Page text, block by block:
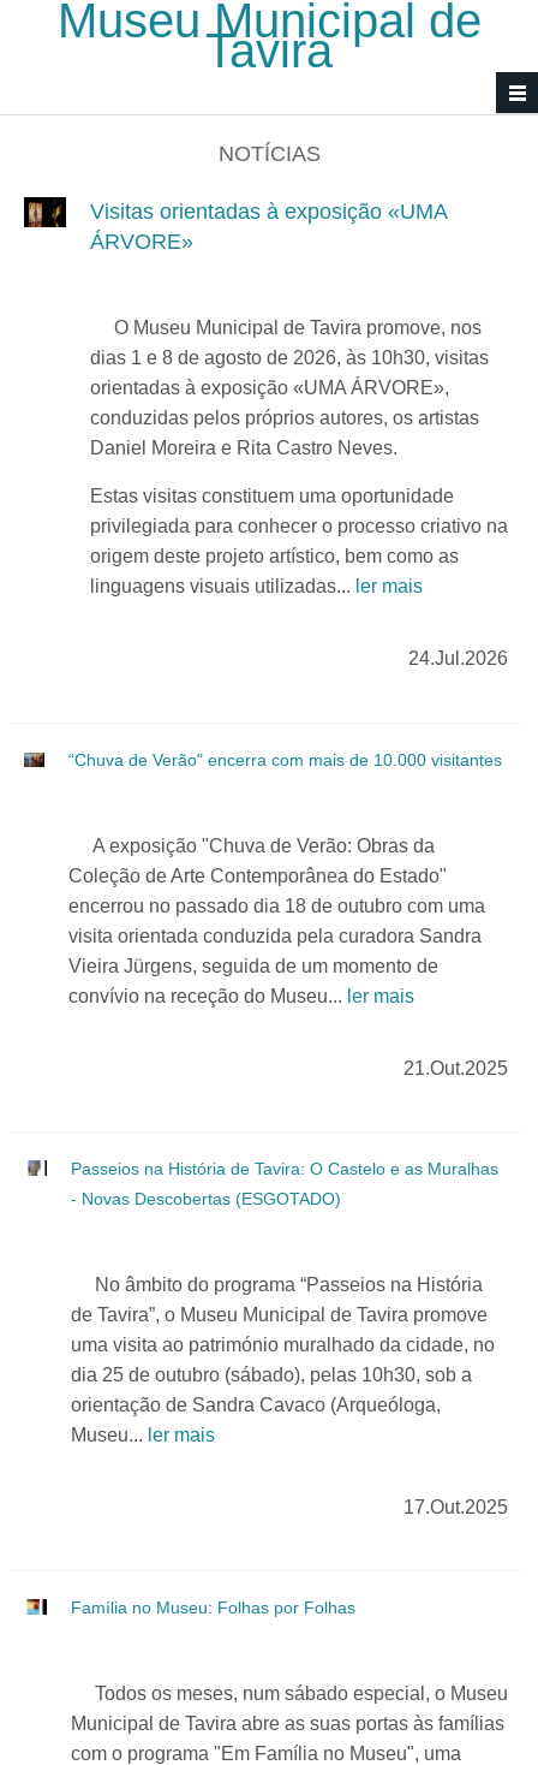
Passar para o conteúdo principal
Museu Municipal de
Tavira
NOTÍCIAS
Visitas orientadas à exposição «UMA
ÁRVORE»
O Museu Municipal de Tavira promove, nos
dias 1 e 8 de agosto de 2026, às 10h30, visitas
orientadas à exposição «UMA ÁRVORE»,
conduzidas pelos próprios autores, os artistas
Daniel Moreira e Rita Castro Neves.
Estas visitas constituem uma oportunidade
privilegiada para conhecer o processo criativo na
origem deste projeto artístico, bem como as
linguagens visuais utilizadas... ler mais
24.Jul.2026
“Chuva de Verão" encerra com mais de 10.000 visitantes
A exposição "Chuva de Verão: Obras da
Coleção de Arte Contemporânea do Estado"
encerrou no passado dia 18 de outubro com uma
visita orientada conduzida pela curadora Sandra
Vieira Jürgens, seguida de um momento de
convívio na receção do Museu... ler mais
21.Out.2025
Passeios na História de Tavira: O Castelo e as Muralhas
- Novas Descobertas (ESGOTADO)
No âmbito do programa “Passeios na História
de Tavira”, o Museu Municipal de Tavira promove
uma visita ao património muralhado da cidade, no
dia 25 de outubro (sábado), pelas 10h30, sob a
orientação de Sandra Cavaco (Arqueóloga,
Museu... ler mais
17.Out.2025
Família no Museu: Folhas por Folhas
Todos os meses, num sábado especial, o Museu
Municipal de Tavira abre as suas portas às famílias
com o programa "Em Família no Museu", uma